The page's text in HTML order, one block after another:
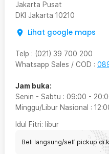
Jakarta Pusat
DKI Jakarta 10210
Lihat google maps
Telp : (021) 39 700 200
Whatsapp Sales / COD :
Jam buka:
Senin - Sabtu : 09:00 -
Minggu/Libur Nasional :
Idul Fitri: libur
Beli langsung/self pickup di